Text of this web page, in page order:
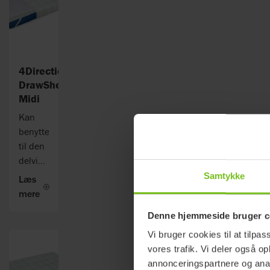
Samtykke
Denne hjemmeside bruger
Vi bruger cookies til at
vores trafik. Vi deler også
annonceringspartnere og
4Direction
DrawSheet.
bomuldslagen
med
en
satin-
underside,
som
placeres
glidelagnet
og
4Direction
DrawSheet
Midi
Kan
benyttes
til den
delvist
afhængige
bruger,
Læs
mere